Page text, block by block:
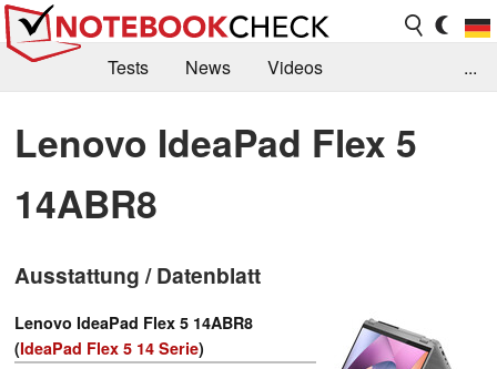
Tests News
Videos
Kaufberatung
Deals Suche
Jobs
Forum
...
Lenovo IdeaPad Flex 5
14ABR8
Ausstattung / Datenblatt
Lenovo IdeaPad Flex 5 14ABR8
(IdeaPad Flex 5 14 Serie)